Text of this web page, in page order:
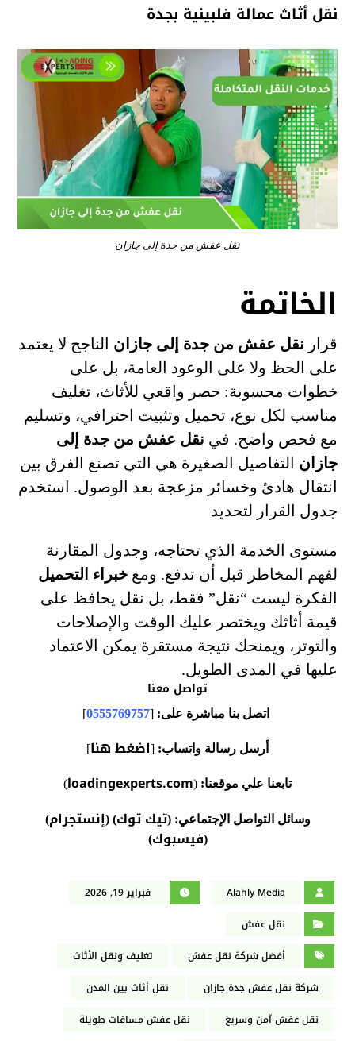
نقل أثاث عمالة فلبينية بجدة
نقل عفش من جدة إلى جازان
الخاتمة
قرار نقل عفش من جدة إلى جازان الناجح لا يعتمد
على الحظ ولا على الوعود العامة، بل على
خطوات محسوبة: حصر واقعي للأثاث، تغليف
مناسب لكل نوع، تحميل وتثبيت احترافي، وتسليم
مع فحص واضح. في نقل عفش من جدة إلى
جازان التفاصيل الصغيرة هي التي تصنع الفرق بين
انتقال هادئ وخسائر مزعجة بعد الوصول. استخدم
جدول القرار لتحديد
مستوى الخدمة الذي تحتاجه، وجدول المقارنة
لفهم المخاطر قبل أن تدفع. ومعخبراء التحميل
الفكرة ليست “نقل” فقط، بل نقل يحافظ على
قيمة أثاثك ويختصر عليك الوقت والإصلاحات
والتوتر، ويمنحك نتيجة مستقرة يمكن الاعتماد
عليها في المدى الطويل.
تواصل معنا
اتصل بنا مباشرة على: [
0555769757
]
أرسل رسالة واتساب: [اضغط هنا]
تابعنا علي موقعنا: (
loadingexperts.com
)
وسائل التواصل الإجتماعي:(تيك توك) (إنستجرام)
(فيسبوك)
Alahly Media
فبراير 19, 2026
نقل عفش
أفضل شركة نقل عفش
تغليف ونقل الأثاث
شركة نقل عفش جدة جازان
نقل أثاث بين المدن
نقل عفش آمن وسريع
نقل عفش مسافات طويلة